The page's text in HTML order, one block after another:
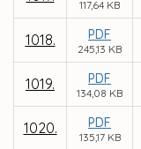
117,64 KB
1018. PDF
245,13 KB
1019. PDF
134,08 KB
1020. PDF
135,17 KB